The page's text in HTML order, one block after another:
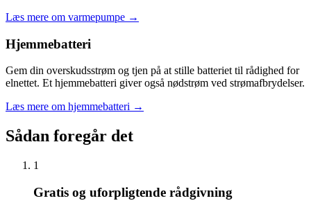
Læs mere om varmepumpe →
Hjemmebatteri
Gem din overskudsstrøm og tjen på at stille batteriet til rådighed for
elnettet. Et hjemmebatteri giver også nødstrøm ved strømafbrydelser.
Læs mere om hjemmebatteri →
Sådan foregår det
1
Gratis og uforpligtende rådgivning